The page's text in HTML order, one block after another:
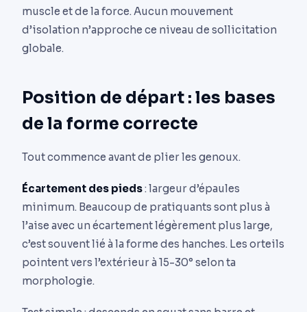
muscle et de la force. Aucun mouvement
d’isolation n’approche ce niveau de sollicitation
globale.
Position de départ : les bases
de la forme correcte
Tout commence avant de plier les genoux.
Écartement des pieds: largeur d’épaules
minimum. Beaucoup de pratiquants sont plus à
l’aise avec un écartement légèrement plus large,
c’est souvent lié à la forme des hanches. Les orteils
pointent vers l’extérieur à 15-30° selon ta
morphologie.